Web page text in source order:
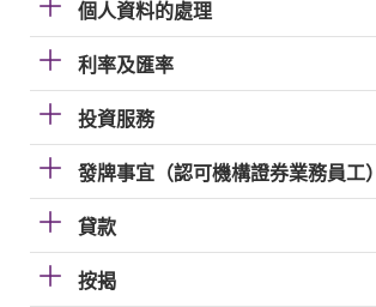
個人資料的處理
利率及匯率
投資服務
發牌事宜（認可機構證券業務員工）
貸款
按揭